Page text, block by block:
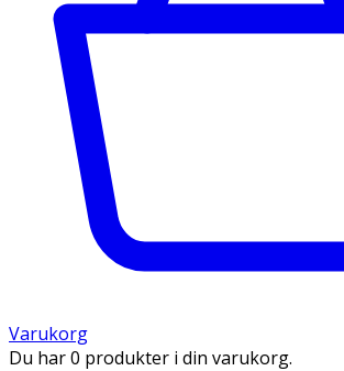
Varukorg
Du har 0 produkter i din varukorg.